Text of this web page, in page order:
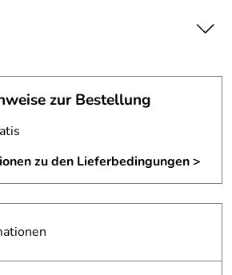
an Betonwange geschraubt;
aus Edelstahlrohr dm 42mm zur
12mm durch Relinghalter geführt,
zur Bestellung
zu den Lieferbedingungen >